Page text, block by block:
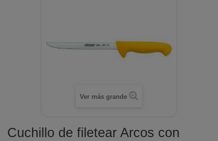
Ver más grande
Cuchillo de filetear Arcos con